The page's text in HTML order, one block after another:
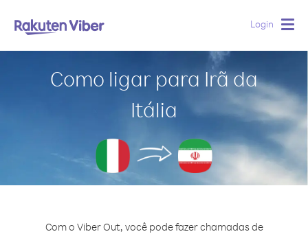
Login
Como ligar para Irã da
Itália
Com o Viber Out, você pode fazer chamadas de